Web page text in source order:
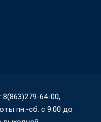
64-00,
пн.-сб. с 9:00 до